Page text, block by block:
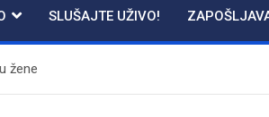
SLUŠAJTE UŽIVO!
žene